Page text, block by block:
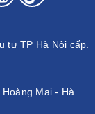
tư TP Hà Nội cấp.
Mai - Hà